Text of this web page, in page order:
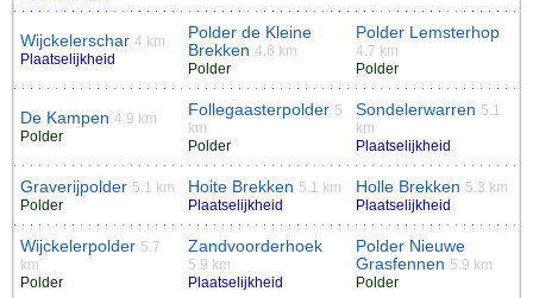
Wijckelerschar 4 km
Plaatselijkheid
Polder de Kleine
Brekken 4.6 km
Polder
Polder Lemsterhop
4.7 km
Polder
De Kampen 4.9 km
Polder
Follegaasterpolder 5
km
Polder
Sondelerwarren 5.1
km
Plaatselijkheid
Graverijpolder 5.1 km
Polder
Hoite Brekken 5.1 km
Plaatselijkheid
Holle Brekken 5.3 km
Plaatselijkheid
Wijckelerpolder 5.7
km
Polder
Zandvoorderhoek
5.9 km
Plaatselijkheid
Polder Nieuwe
Grasfennen 5.9 km
Polder